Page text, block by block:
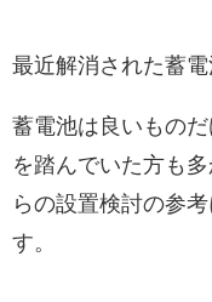
最近解消された蓄
蓄電池は良いもの
を踏んでいた方も
らの設置検討の参
す。